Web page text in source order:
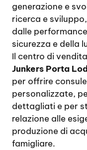
generazione e
ricerca e
dalle
sicurezza e della
Il centro di
Junkers Porta
per offrire
personalizzate,
dettagliati e per
relazione alle
produzione di
famigliare.